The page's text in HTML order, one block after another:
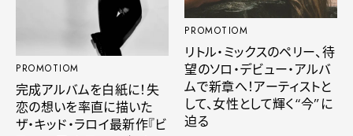
PROMOTIOM
完成アルバムを白紙に！失
恋の想いを率直に描いた
ザ・キッド・ラロイ最新作『ビ
PROMOTIOM
リトル・ミックスのペリー、待
望のソロ・デビュー・アルバ
ムで新章へ！アーティストと
して、女性として輝く“今”に
迫る